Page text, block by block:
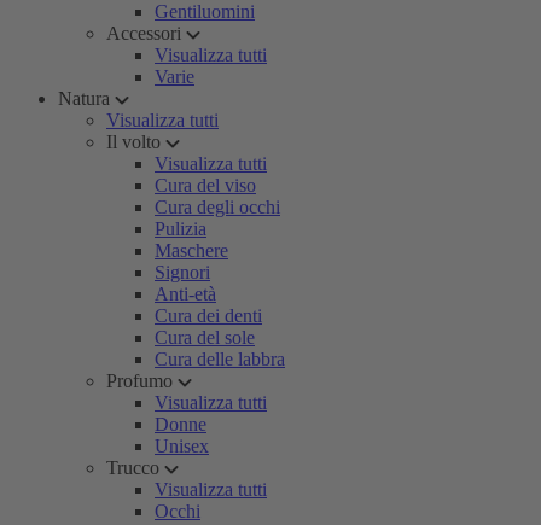
Gentiluomini
Accessori
Visualizza tutti
Varie
Natura
Visualizza tutti
Il volto
Visualizza tutti
Cura del viso
Cura degli occhi
Pulizia
Maschere
Signori
Anti-età
Cura dei denti
Cura del sole
Cura delle labbra
Profumo
Visualizza tutti
Donne
Unisex
Trucco
Visualizza tutti
Occhi